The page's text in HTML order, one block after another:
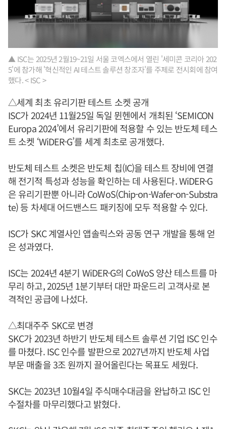
▲ ISC는 2025년 2월19~21일 서울 코엑스에서 열린 '세미콘 코리아 202
5'에 참가해 '혁신적인 AI 테스트 솔루션 창조자'를 주제로 전시회에 참여
했다. < ISC >
△세계 최초 유리기판 테스트 소켓 공개
ISC가 2024년 11월25일 독일 뮌헨에서 개최된 ‘SEMICON
Europa 2024’에서 유리기판에 적용할 수 있는 반도체 테스
트 소켓 ‘WiDER-G’를 세계 최초로 공개했다.
반도체 테스트 소켓은 반도체 칩(IC)을 테스트 장비에 연결
해 전기적 특성과 성능을 확인하는 데 사용된다. WiDER-G
은 유리기판뿐 아니라 CoWoS(Chip-on-Wafer-on-Substra
te) 등 차세대 어드밴스드 패키징에 모두 적용할 수 있다.
ISC가 SKC 계열사인 앱솔릭스와 공동 연구 개발을 통해 얻
은 성과였다.
ISC는 2024년 4분기 WiDER-G의 CoWoS 양산 테스트를 마
무리 하고, 2025년 1분기부터 대만 파운드리 고객사로 본
격적인 공급에 나섰다.
△최대주주 SKC로 변경
SKC가 2023년 하반기 반도체 테스트 솔루션 기업 ISC 인수
를 마쳤다. ISC 인수를 발판으로 2027년까지 반도체 사업
부문 매출을 3조 원까지 끌어올린다는 목표도 세웠다.
SKC는 2023년 10월4일 주식매수대금을 완납하고 ISC 인
수절차를 마무리했다고 밝혔다.